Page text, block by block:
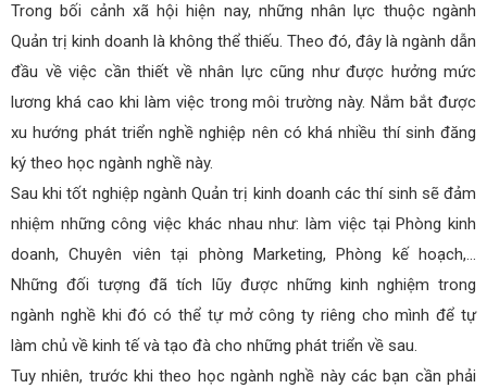
Trong bối cảnh xã hội hiện nay, những nhân lực thuộc ngành
Quản trị kinh doanh là không thể thiếu. Theo đó, đây là ngành dẫn
đầu về việc cần thiết về nhân lực cũng như được hưởng mức
lương khá cao khi làm việc trong môi trường này. Nắm bắt được
xu hướng phát triển nghề nghiệp nên có khá nhiều thí sinh đăng
ký theo học ngành nghề này.
Sau khi tốt nghiệp ngành Quản trị kinh doanh các thí sinh sẽ đảm
nhiệm những công việc khác nhau như: làm việc tại Phòng kinh
doanh, Chuyên viên tại phòng Marketing, Phòng kế hoạch,…
Những đối tượng đã tích lũy được những kinh nghiệm trong
ngành nghề khi đó có thể tự mở công ty riêng cho mình để tự
làm chủ về kinh tế và tạo đà cho những phát triển về sau.
Tuy nhiên, trước khi theo học ngành nghề này các bạn cần phải